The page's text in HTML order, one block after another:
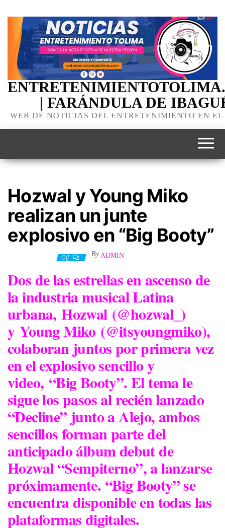
| FARÁNDULA DE
WEB DE NOTICIAS DEL ENTRETENIMIENTO EN
Hozwal y Young Miko
realizan un junte
explosivo en “Big Booty”
Off By ADMIN
Dos de las estrellas en ascenso de
la industria musical Latina
urbana,Hozwal(@hozwal_)
y Young Miko(@itsyoungmiko),
colaboran juntos por primera vez
en el explosivo sencillo y
video, “Big Booty”. El tema le
sigue los pasos al recién lanzado
“Decline” junto a Alejo, ambos
sencillos forman parte del
anticipado álbum debut de
Hozwal “Sempiterno”, a lanzarse
próximamente. “Big Booty” se
encuentra disponible en todas las
plataformas digitales.